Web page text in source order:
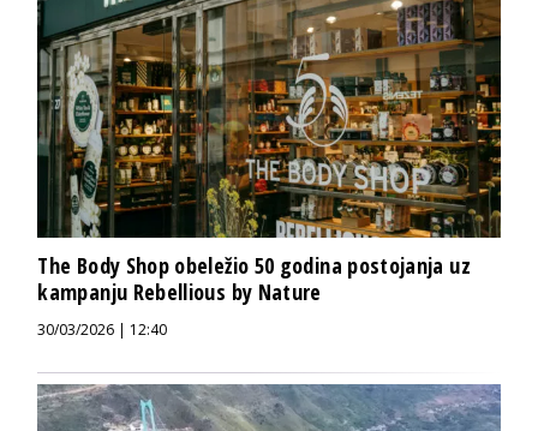
The Body Shop obeležio 50 godina postojanja uz
kampanju Rebellious by Nature
30/03/2026 | 12:40